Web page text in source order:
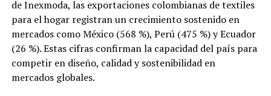
de Inexmoda, las exportaciones colombianas de textiles
para el hogar registran un crecimiento sostenido en
mercados como México (568 %), Perú (475 %) y Ecuador
(26 %). Estas cifras confirman la capacidad del país para
competir en diseño, calidad y sostenibilidad en
mercados globales.